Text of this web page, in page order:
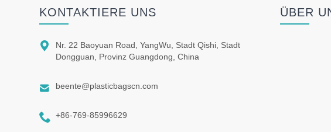
KONTAKTIERE UNS

Nr. 22 Baoyuan Road, YangWu, Stadt Qishi, Stadt
Dongguan, Provinz Guangdong, China
 beente@plasticbagscn.com
 +86-769-85996629
ÜBER